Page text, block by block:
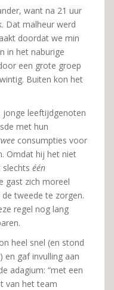
want na 21 uur
Dat malheur werd
doordat we min
in het naburige
een grote groep
Buiten kon het
jonge leeftijdgenoten
met hun
consumpties voor
Omdat hij het niet
één
gast zich moreel
tweede te zorgen.
regel nog lang
heel snel (en stond
en gaf invulling aan
adagium: “met een
van het team